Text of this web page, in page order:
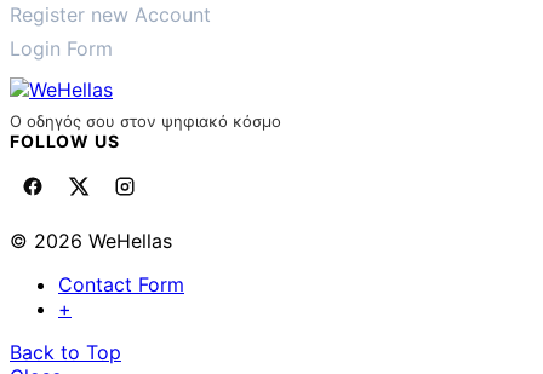
Register new Account
Login Form
Ο οδηγός σου στον ψηφιακό κόσμο
FOLLOW US
© 2026 WeHellas
Contact Form
+
Back to Top